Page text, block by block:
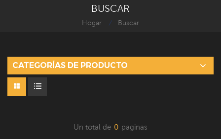
BUSCAR
Hogar / Buscar
CATEGORÍAS DE PRODUCTO
Un total de 0 paginas